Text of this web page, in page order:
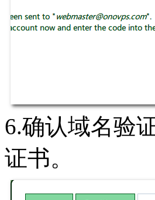
6.确认域名验
证书。